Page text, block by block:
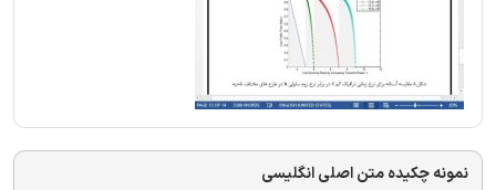
نمونه چکیده متن اصلی انگلیسی